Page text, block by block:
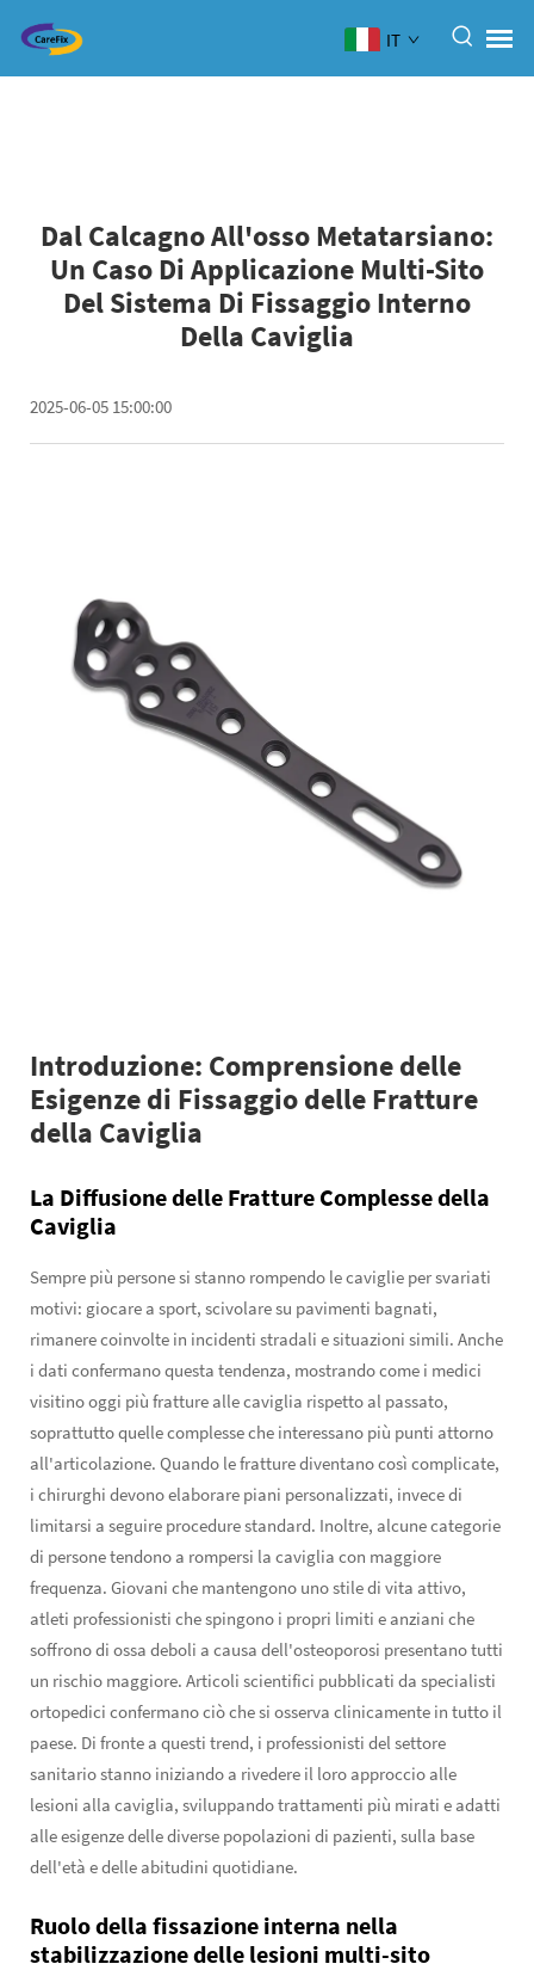
IT
Dal Calcagno All'osso Metatarsiano:
Un Caso Di Applicazione Multi-Sito
Del Sistema Di Fissaggio Interno
Della Caviglia
2025-06-05 15:00:00
Introduzione: Comprensione delle
Esigenze di Fissaggio delle Fratture
della Caviglia
La Diffusione delle Fratture Complesse della
Caviglia
Sempre più persone si stanno rompendo le caviglie per svariati
motivi: giocare a sport, scivolare su pavimenti bagnati,
rimanere coinvolte in incidenti stradali e situazioni simili. Anche
i dati confermano questa tendenza, mostrando come i medici
visitino oggi più fratture alle caviglia rispetto al passato,
soprattutto quelle complesse che interessano più punti attorno
all'articolazione. Quando le fratture diventano così complicate,
i chirurghi devono elaborare piani personalizzati, invece di
limitarsi a seguire procedure standard. Inoltre, alcune categorie
di persone tendono a rompersi la caviglia con maggiore
frequenza. Giovani che mantengono uno stile di vita attivo,
atleti professionisti che spingono i propri limiti e anziani che
soffrono di ossa deboli a causa dell'osteoporosi presentano tutti
un rischio maggiore. Articoli scientifici pubblicati da specialisti
ortopedici confermano ciò che si osserva clinicamente in tutto il
paese. Di fronte a questi trend, i professionisti del settore
sanitario stanno iniziando a rivedere il loro approccio alle
lesioni alla caviglia, sviluppando trattamenti più mirati e adatti
alle esigenze delle diverse popolazioni di pazienti, sulla base
dell'età e delle abitudini quotidiane.
Ruolo della fissazione interna nella
stabilizzazione delle lesioni multi-sito